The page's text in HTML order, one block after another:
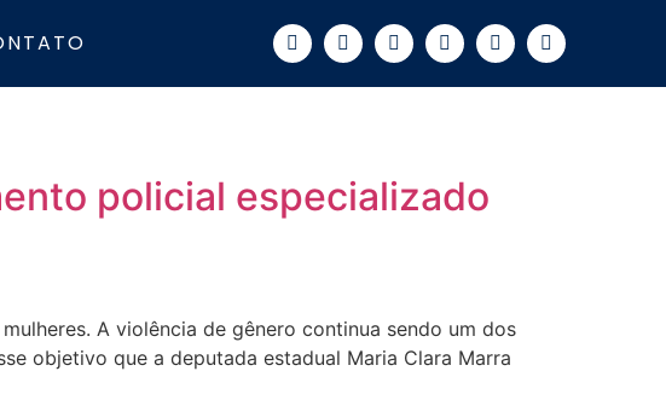
policial especializado
A violência de gênero continua sendo um dos
objetivo que a deputada estadual Maria Clara Marra